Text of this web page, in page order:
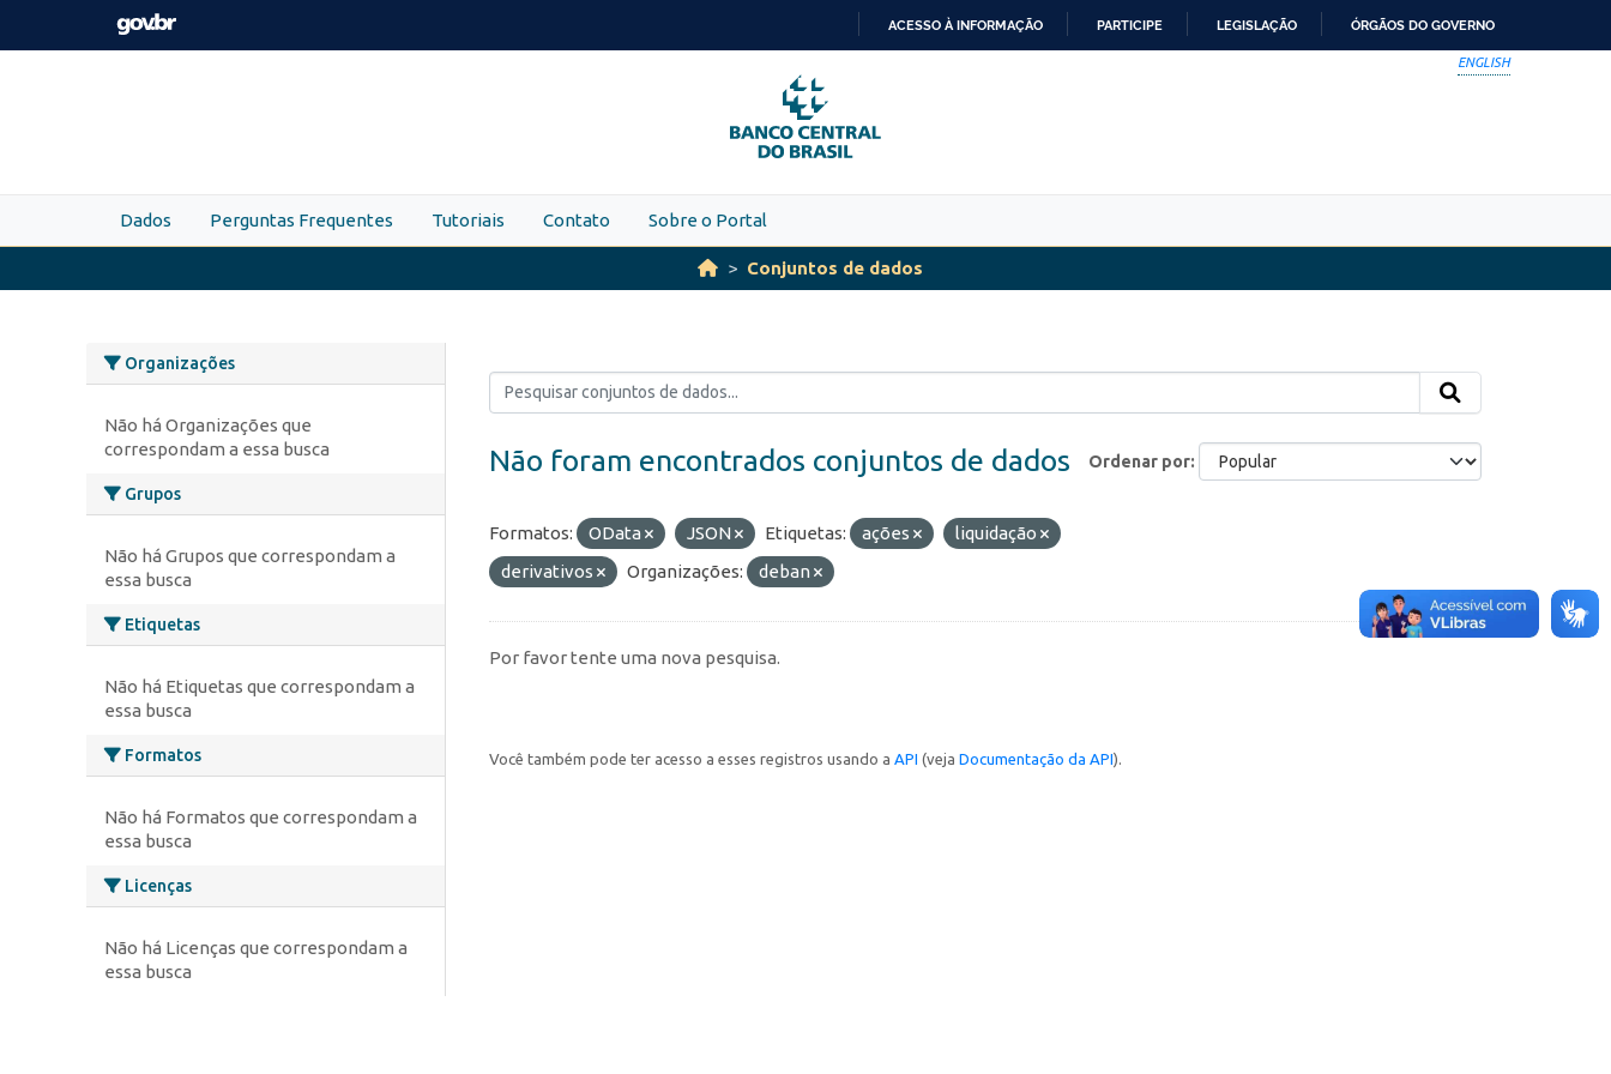
Skip to main content
PARA
O
CONTEÚDO
ACESSO À INFORMAÇÃO PARTICIPE LEGISLAÇÃO ÓRGÃOS DO GOVERNO
ENGLISH
Dados Perguntas Frequentes Tutoriais Contato Sobre o Portal
Conjuntos de dados
Organizações
Não há Organizações que
correspondam a essa busca
Grupos
Não há Grupos que correspondam a
essa busca
Etiquetas
Não há Etiquetas que correspondam a
essa busca
Formatos
Não há Formatos que correspondam a
essa busca
Licenças
Não há Licenças que correspondam a
essa busca
Ordenar por
Não foram encontrados conjuntos de dados
Formatos: OData JSON Etiquetas: ações
liquidação
derivativos
Organizações: deban
Por favor tente uma nova pesquisa.
Você também pode ter acesso a esses registros usando a API (veja Documentação da API).